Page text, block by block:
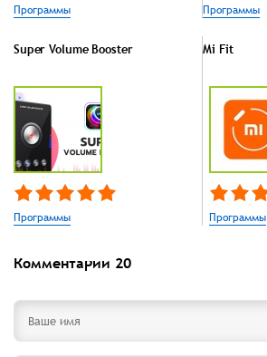
Программы Программы
Super Volume Booster
Программы
Mi Fit
Программы
Комментарии 20